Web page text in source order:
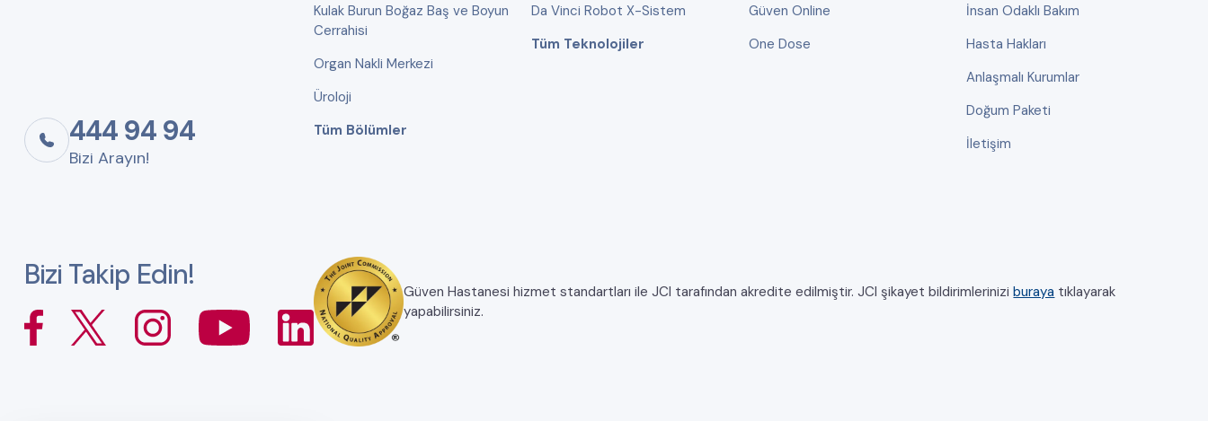
444 94 94
Bizi Arayın!
Kulak Burun Boğaz Baş ve Boyun
Cerrahisi
Organ Nakli Merkezi
Üroloji
Tüm Bölümler
Da Vinci Robot X-Sistem
Tüm Teknolojiler
Güven Online
One Dose
İnsan Odaklı Bakım
Hasta Hakları
Anlaşmalı Kurumlar
Doğum Paketi
İletişim
Bizi Takip Edin! Güven Hastanesi hizmet standartları ile JCI tarafından akredite edilmiştir. JCI şikayet bildirimleriniziburaya tıklayarak
yapabilirsiniz.